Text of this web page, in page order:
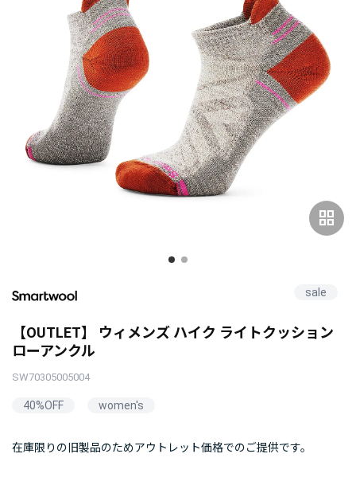
grid_view
sale
【OUTLET】 ウィメンズ ハイク ライトクッション
ローアンクル
SW70305005004
40%OFF women's
在庫限りの旧製品のためアウトレット価格でのご提供です。